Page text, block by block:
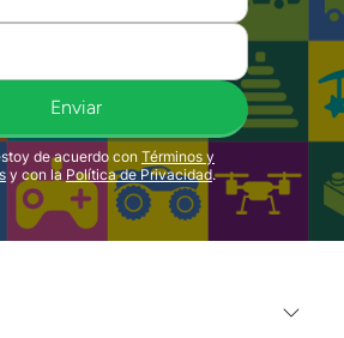
Enviar
de acuerdo conTérminos y
y con la Política de Privacidad.